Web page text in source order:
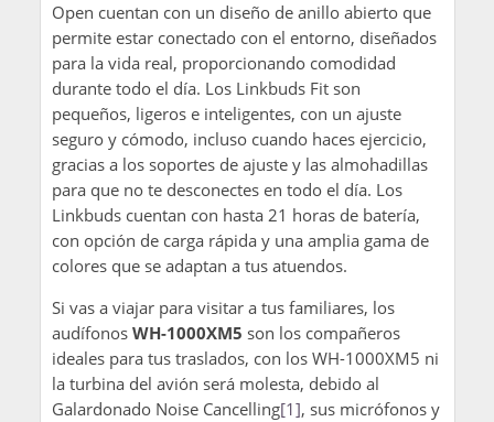
Open cuentan con un diseño de anillo abierto que
permite estar conectado con el entorno, diseñados
para la vida real, proporcionando comodidad
durante todo el día. Los Linkbuds Fit son
pequeños, ligeros e inteligentes, con un ajuste
seguro y cómodo, incluso cuando haces ejercicio,
gracias a los soportes de ajuste y las almohadillas
para que no te desconectes en todo el día. Los
Linkbuds cuentan con hasta 21 horas de batería,
con opción de carga rápida y una amplia gama de
colores que se adaptan a tus atuendos.
Si vas a viajar para visitar a tus familiares, los
audífonos WH-1000XM5 son los compañeros
ideales para tus traslados, con los WH-1000XM5 ni
la turbina del avión será molesta, debido al
Galardonado Noise Cancelling[1], sus micrófonos y